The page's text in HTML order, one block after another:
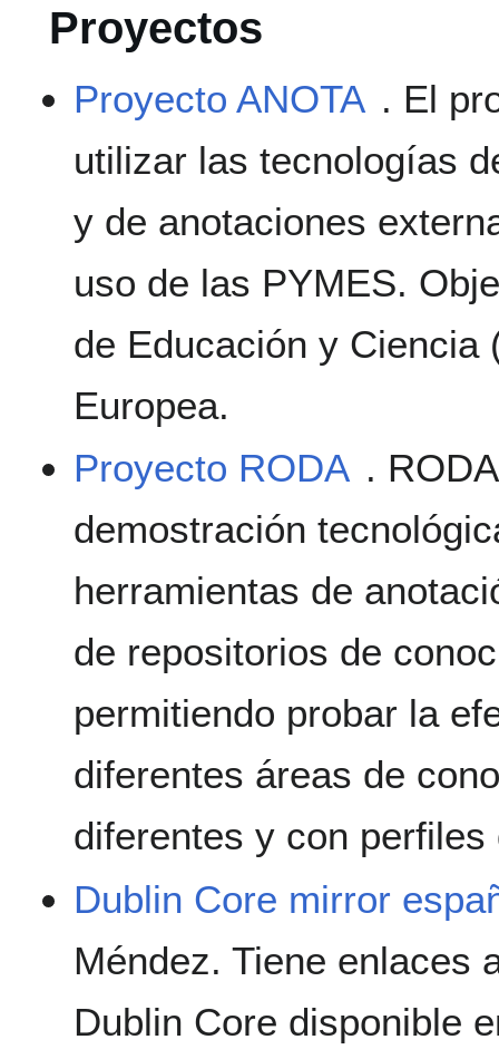
Proyectos
Proyecto ANOTA . El
utilizar las tecnologías
y de anotaciones
uso de las PYMES.
de Educación y Ciencia
Europea.
Proyecto RODA .
demostración
herramientas de
de repositorios de
permitiendo probar la
diferentes áreas de
diferentes y con
Dublin Core mirror
Méndez. Tiene enlaces
Dublin Core disponible